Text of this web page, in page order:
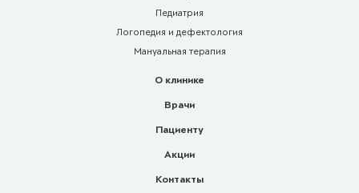
Педиатрия
Логопедия и дефектология
Мануальная терапия
О клинике
Врачи
Пациенту
Акции
Контакты